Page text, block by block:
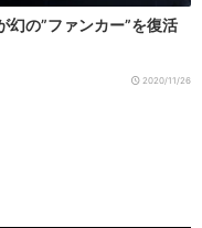
幻の”ファンカー”を復活
2020/11/26